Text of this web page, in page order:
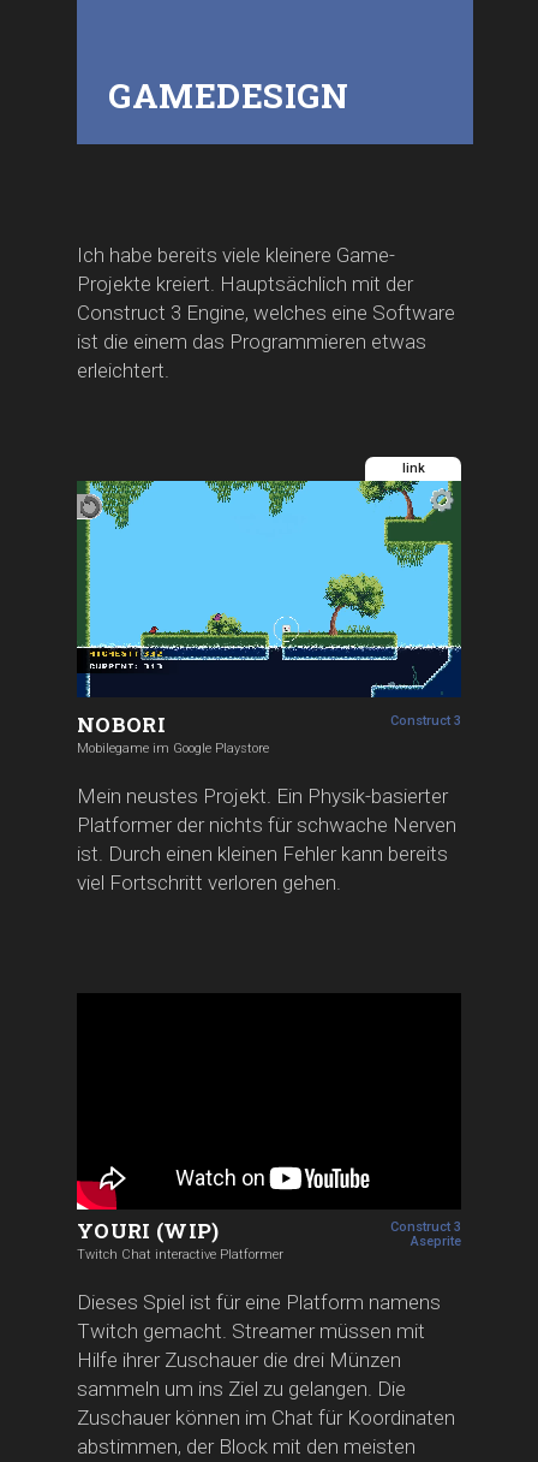
GAMEDESIGN
Ich habe bereits viele kleinere Game-
Projekte kreiert. Hauptsächlich mit der
Construct 3 Engine, welches eine Software
ist die einem das Programmieren etwas
erleichtert.
link
NOBORI
Mobilegame im Google Playstore
Construct 3
Mein neustes Projekt. Ein Physik-basierter
Platformer der nichts für schwache Nerven
ist. Durch einen kleinen Fehler kann bereits
viel Fortschritt verloren gehen.
YOURI (WIP)
Twitch Chat interactive Platformer
Construct 3
Aseprite
Dieses Spiel ist für eine Platform namens
Twitch gemacht. Streamer müssen mit
Hilfe ihrer Zuschauer die drei Münzen
sammeln um ins Ziel zu gelangen. Die
Zuschauer können im Chat für Koordinaten
abstimmen, der Block mit den meisten